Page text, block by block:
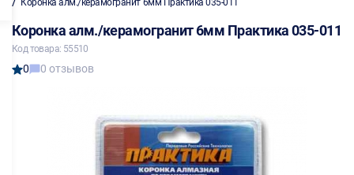
Коронка алм./керамогранит 6мм Практика 035-011
Коронка алм./керамогранит 6мм Практика 035-011
Код товара: 55510
0 0 отзывов